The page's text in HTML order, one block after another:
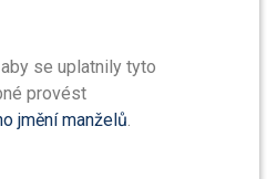
se uplatnily tyto
provést
jmění manželů.